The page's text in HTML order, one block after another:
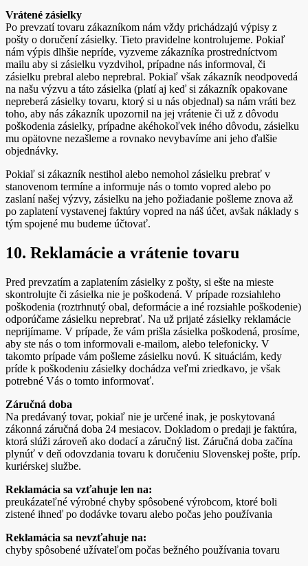
Vrátené zásielky
Po prevzatí tovaru zákazníkom nám vždy prichádzajú výpisy z
pošty o doručení zásielky. Tieto pravidelne kontrolujeme. Pokiaľ
nám výpis dlhšie nepríde, vyzveme zákazníka prostredníctvom
mailu aby si zásielku vyzdvihol, prípadne nás informoval, či
zásielku prebral alebo neprebral. Pokiaľ však zákazník neodpovedá
na našu výzvu a táto zásielka (platí aj keď si zákazník opakovane
nepreberá zásielky tovaru, ktorý si u nás objednal) sa nám vráti bez
toho, aby nás zákazník upozornil na jej vrátenie či už z dôvodu
poškodenia zásielky, prípadne akéhokoľvek iného dôvodu, zásielku
mu opätovne nezašleme a rovnako nevybavíme ani jeho ďalšie
objednávky.
Pokiaľ si zákazník nestihol alebo nemohol zásielku prebrať v
stanovenom termíne a informuje nás o tomto vopred alebo po
zaslaní našej výzvy, zásielku na jeho požiadanie pošleme znova až
po zaplatení vystavenej faktúry vopred na náš účet, avšak náklady s
tým spojené mu budeme účtovať.
10. Reklamácie a vrátenie tovaru
Pred prevzatím a zaplatením zásielky z pošty, si ešte na mieste
skontrolujte či zásielka nie je poškodená. V prípade rozsiahleho
poškodenia (roztrhnutý obal, deformácie a iné rozsiahle poškodenie)
odporúčame zásielku neprebrať. Na už prijaté zásielky reklamácie
neprijímame. V prípade, že vám prišla zásielka poškodená, prosíme,
aby ste nás o tom informovali e-mailom, alebo telefonicky. V
takomto prípade vám pošleme zásielku novú. K situáciám, kedy
príde k poškodeniu zásielky dochádza veľmi zriedkavo, je však
potrebné Vás o tomto informovať.
Záručná doba
Na predávaný tovar, pokiaľ nie je určené inak, je poskytovaná
zákonná záručná doba 24 mesiacov. Dokladom o predaji je faktúra,
ktorá slúži zároveň ako dodací a záručný list. Záručná doba začína
plynúť v deň odovzdania tovaru k doručeniu Slovenskej pošte, príp.
kuriérskej službe.
Reklamácia sa vzťahuje len na:
preukázateľné výrobné chyby spôsobené výrobcom, ktoré boli
zistené ihneď po dodávke tovaru alebo počas jeho používania
Reklamácia sa nevzťahuje na:
chyby spôsobené užívateľom počas bežného používania tovaru